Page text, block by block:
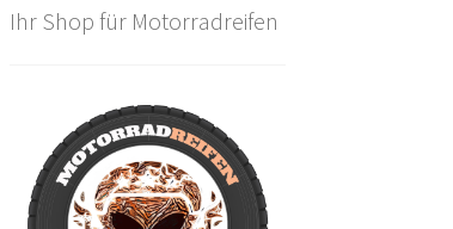
Ihr Shop für Motorradreifen